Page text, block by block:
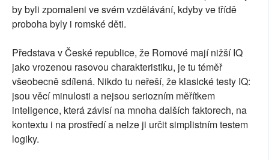
by byli zpomaleni ve svém vzdělávání, kdyby ve třídě
proboha byly i romské děti.
Představa v České republice, že Romové mají nižší IQ
jako vrozenou rasovou charakteristiku, je tu téměř
všeobecně sdílená. Nikdo tu neřeší, že klasické testy IQ:
jsou věcí minulosti a nejsou seriozním měřítkem
inteligence, která závisí na mnoha dalších faktorech, na
kontextu i na prostředí a nelze ji určit simplistním testem
logiky.